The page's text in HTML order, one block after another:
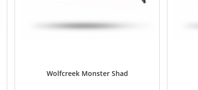
Wolfcreek Monster Shad